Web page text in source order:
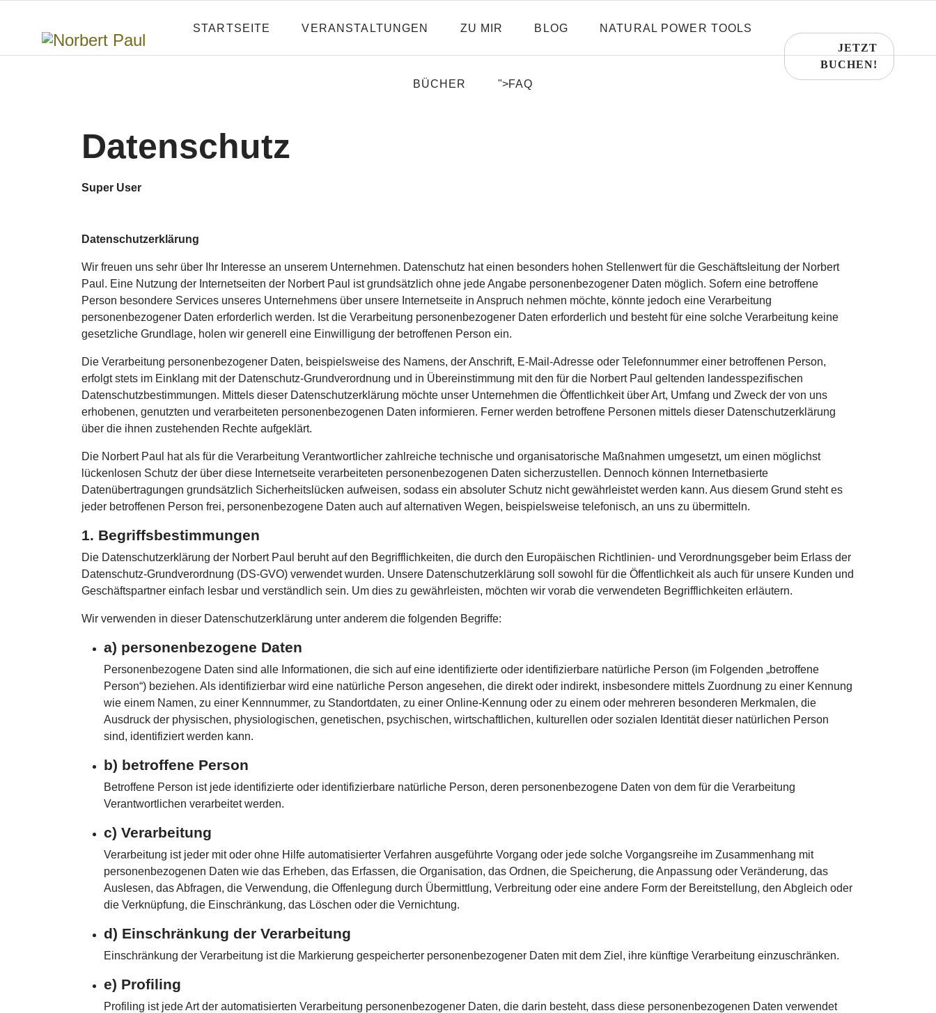
STARTSEITE VERANSTALTUNGEN ZU MIR BLOG NATURAL POWER TOOLS
BÜCHER ">FAQ
JETZT
BUCHEN!
Datenschutz
Super User
Datenschutzerklärung
Wir freuen uns sehr über Ihr Interesse an unserem Unternehmen. Datenschutz hat einen besonders hohen Stellenwert für die Geschäftsleitung der Norbert
Paul. Eine Nutzung der Internetseiten der Norbert Paul ist grundsätzlich ohne jede Angabe personenbezogener Daten möglich. Sofern eine betroffene
Person besondere Services unseres Unternehmens über unsere Internetseite in Anspruch nehmen möchte, könnte jedoch eine Verarbeitung
personenbezogener Daten erforderlich werden. Ist die Verarbeitung personenbezogener Daten erforderlich und besteht für eine solche Verarbeitung keine
gesetzliche Grundlage, holen wir generell eine Einwilligung der betroffenen Person ein.
Die Verarbeitung personenbezogener Daten, beispielsweise des Namens, der Anschrift, E-Mail-Adresse oder Telefonnummer einer betroffenen Person,
erfolgt stets im Einklang mit der Datenschutz-Grundverordnung und in Übereinstimmung mit den für die Norbert Paul geltenden landesspezifischen
Datenschutzbestimmungen. Mittels dieser Datenschutzerklärung möchte unser Unternehmen die Öffentlichkeit über Art, Umfang und Zweck der von uns
erhobenen, genutzten und verarbeiteten personenbezogenen Daten informieren. Ferner werden betroffene Personen mittels dieser Datenschutzerklärung
über die ihnen zustehenden Rechte aufgeklärt.
Die Norbert Paul hat als für die Verarbeitung Verantwortlicher zahlreiche technische und organisatorische Maßnahmen umgesetzt, um einen möglichst
lückenlosen Schutz der über diese Internetseite verarbeiteten personenbezogenen Daten sicherzustellen. Dennoch können Internetbasierte
Datenübertragungen grundsätzlich Sicherheitslücken aufweisen, sodass ein absoluter Schutz nicht gewährleistet werden kann. Aus diesem Grund steht es
jeder betroffenen Person frei, personenbezogene Daten auch auf alternativen Wegen, beispielsweise telefonisch, an uns zu übermitteln.
1. Begriffsbestimmungen
Die Datenschutzerklärung der Norbert Paul beruht auf den Begrifflichkeiten, die durch den Europäischen Richtlinien- und Verordnungsgeber beim Erlass der
Datenschutz-Grundverordnung (DS-GVO) verwendet wurden. Unsere Datenschutzerklärung soll sowohl für die Öffentlichkeit als auch für unsere Kunden und
Geschäftspartner einfach lesbar und verständlich sein. Um dies zu gewährleisten, möchten wir vorab die verwendeten Begrifflichkeiten erläutern.
Wir verwenden in dieser Datenschutzerklärung unter anderem die folgenden Begriffe:
a) personenbezogene Daten
Personenbezogene Daten sind alle Informationen, die sich auf eine identifizierte oder identifizierbare natürliche Person (im Folgenden „betroffene
Person“) beziehen. Als identifizierbar wird eine natürliche Person angesehen, die direkt oder indirekt, insbesondere mittels Zuordnung zu einer Kennung
wie einem Namen, zu einer Kennnummer, zu Standortdaten, zu einer Online-Kennung oder zu einem oder mehreren besonderen Merkmalen, die
Ausdruck der physischen, physiologischen, genetischen, psychischen, wirtschaftlichen, kulturellen oder sozialen Identität dieser natürlichen Person
sind, identifiziert werden kann.
b) betroffene Person
Betroffene Person ist jede identifizierte oder identifizierbare natürliche Person, deren personenbezogene Daten von dem für die Verarbeitung
Verantwortlichen verarbeitet werden.
c) Verarbeitung
Verarbeitung ist jeder mit oder ohne Hilfe automatisierter Verfahren ausgeführte Vorgang oder jede solche Vorgangsreihe im Zusammenhang mit
personenbezogenen Daten wie das Erheben, das Erfassen, die Organisation, das Ordnen, die Speicherung, die Anpassung oder Veränderung, das
Auslesen, das Abfragen, die Verwendung, die Offenlegung durch Übermittlung, Verbreitung oder eine andere Form der Bereitstellung, den Abgleich oder
die Verknüpfung, die Einschränkung, das Löschen oder die Vernichtung.
d) Einschränkung der Verarbeitung
Einschränkung der Verarbeitung ist die Markierung gespeicherter personenbezogener Daten mit dem Ziel, ihre künftige Verarbeitung einzuschränken.
e) Profiling
Profiling ist jede Art der automatisierten Verarbeitung personenbezogener Daten, die darin besteht, dass diese personenbezogenen Daten verwendet